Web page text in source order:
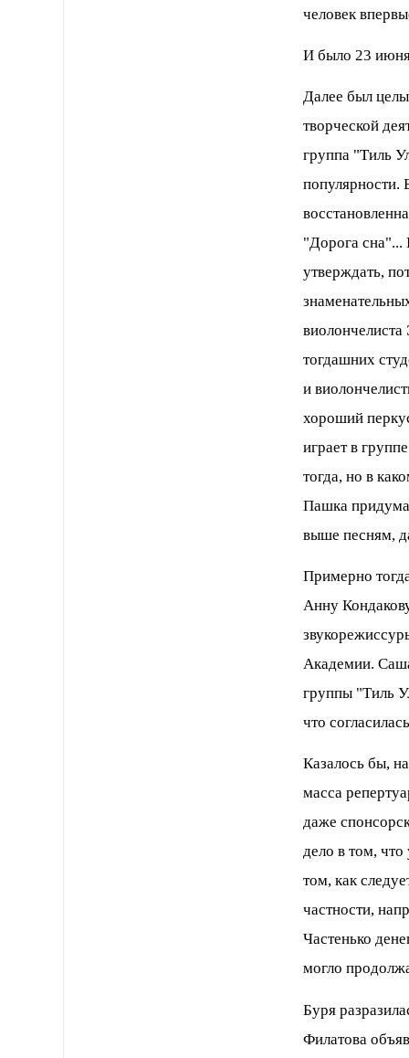
человек
И было 23
Далее был
творческой
группа "Тиль
"Дорога сна"...
утверждать,
тогдашних
и
хороший
играет в
тогда, но в
Пашка
выше песням,
Примерно
Анну
Академии.
группы "Тиль
что
Казалось бы,
масса
даже
дело в том,
том, как
частности,
Частенько
могло
Буря
Филатова